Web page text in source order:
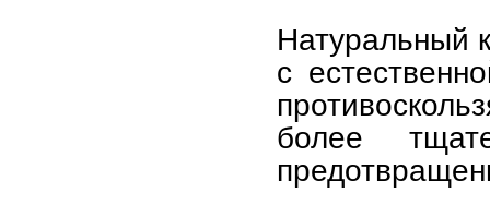
Натуральный
с
более